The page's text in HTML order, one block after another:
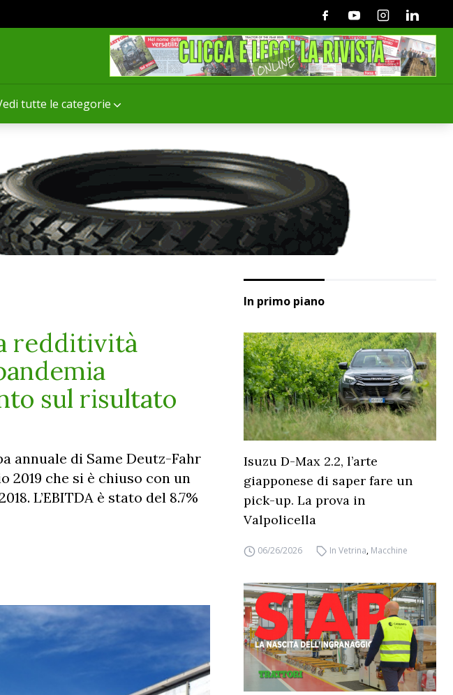
tutte le categorie
FacebookYoutubeInstagramLinkedin
redditività
sul risultato
annuale di Same Deutz-Fahr
2019 che si è chiuso con un
L’EBITDA è stato del 8.7%
In primo piano
Isuzu D-Max 2.2, l’arte
giapponese di saper fare un
pick-up. La prova in
Valpolicella
06/26/2026 In Vetrina, Macchine